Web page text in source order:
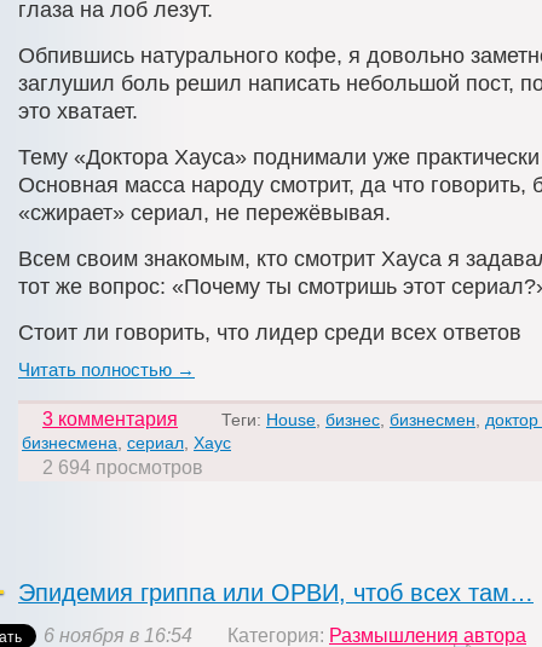
глаза на лоб лезут.
Обпившись натурального кофе, я довольно
заглушил боль решил написать небольшой пост,
это хватает.
Тему «Доктора Хауса» поднимали уже
Основная масса народу смотрит, да что говорить,
«сжирает» сериал, не пережёвывая.
Всем своим знакомым, кто смотрит Хауса я
тот же вопрос: «Почему ты смотришь этот
Стоит ли говорить, что лидер среди всех ответов
Читать полностью →
3 комментария Теги: House бизнес бизнесмен
бизнесмена сериал Хаус
2 694 просмотров
Эпидемия гриппа или ОРВИ, чтоб всех там…
6 ноября в 16:54 Категория: Размышления автора